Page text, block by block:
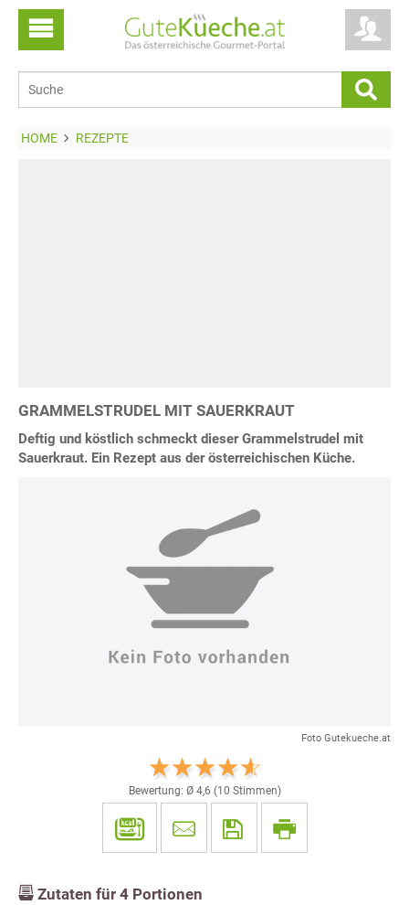
HOME REZEPTE
GRAMMELSTRUDEL MIT SAUERKRAUT
Deftig und köstlich schmeckt dieser Grammelstrudel mit
Sauerkraut. Ein Rezept aus der österreichischen Küche.
Foto Gutekueche.at
Bewertung: Ø 4,6 (10 Stimmen)
Zutaten für 4 Portionen